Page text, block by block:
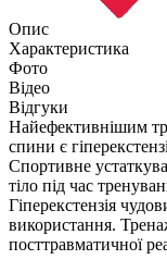
Опис
Характеристика
Фото
Відео
Відгуки
Найефективнішим
спини є
Спортивне
тіло під час
Гіперекстензія
використання.
посттравматичної